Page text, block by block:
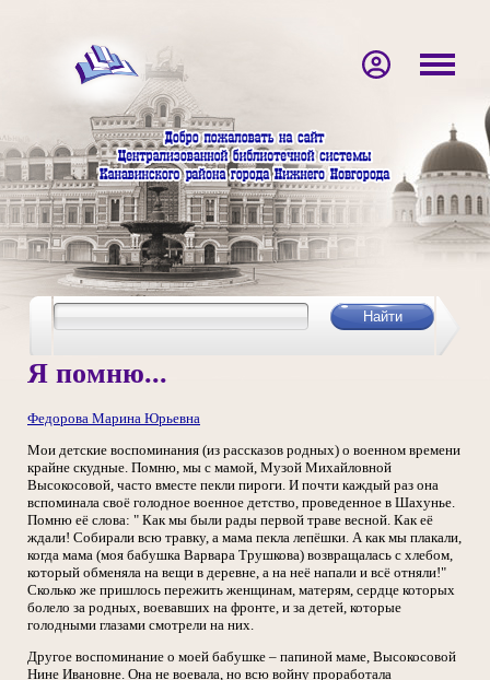
Я помню...
Федорова Марина Юрьевна
Мои детские воспоминания (из рассказов родных) о военном времени
крайне скудные. Помню, мы с мамой, Музой Михайловной
Высокосовой, часто вместе пекли пироги. И почти каждый раз она
вспоминала своё голодное военное детство, проведенное в Шахунье.
Помню её слова: " Как мы были рады первой траве весной. Как её
ждали! Собирали всю травку, а мама пекла лепёшки. А как мы плакали,
когда мама (моя бабушка Варвара Трушкова) возвращалась с хлебом,
который обменяла на вещи в деревне, а на неё напали и всё отняли!"
Сколько же пришлось пережить женщинам, матерям, сердце которых
болело за родных, воевавших на фронте, и за детей, которые
голодными глазами смотрели на них.
Другое воспоминание о моей бабушке – папиной маме, Высокосовой
Нине Ивановне. Она не воевала, но всю войну проработала